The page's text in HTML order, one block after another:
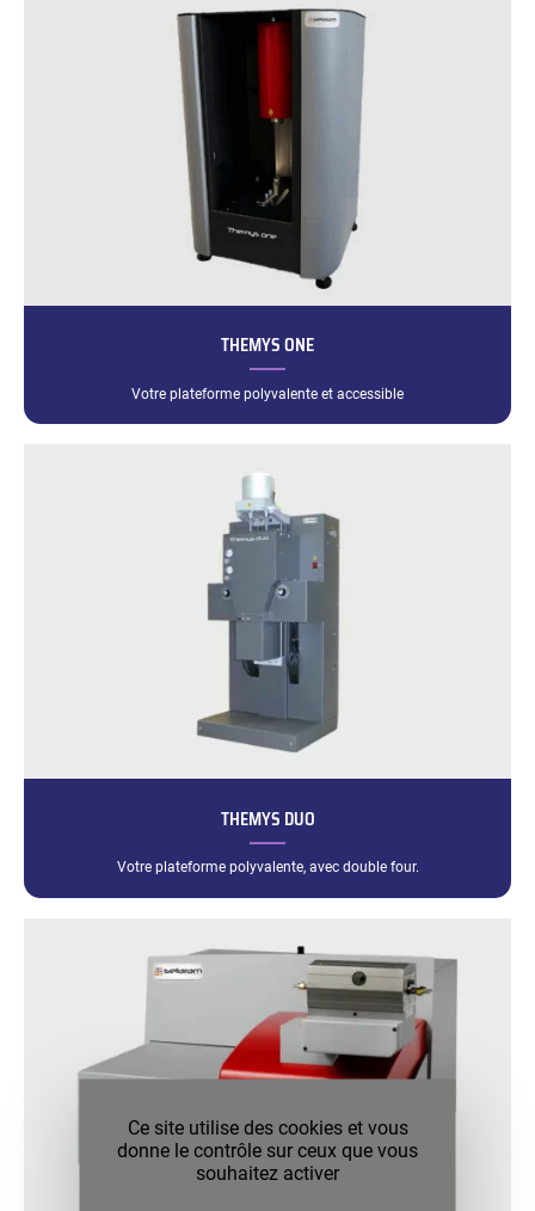
THEMYS ONE
Votre plateforme polyvalente et accessible
THEMYS DUO
Votre plateforme polyvalente, avec double four.
Ce site utilise des cookies et vous
donne le contrôle sur ceux que vous
souhaitez activer